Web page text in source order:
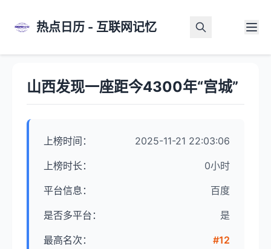
热点日历 - 互联网记忆
山西发现一座距今4300年“宫城”
上榜时间： 2025-11-21 22:03:06
上榜时长： 0小时
平台信息： 百度
是否多平台： 是
最高名次： #12